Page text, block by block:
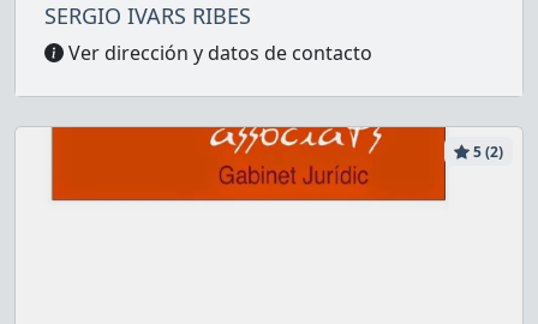
SERGIO IVARS RIBES
Ver dirección y datos de contacto
5 (2)